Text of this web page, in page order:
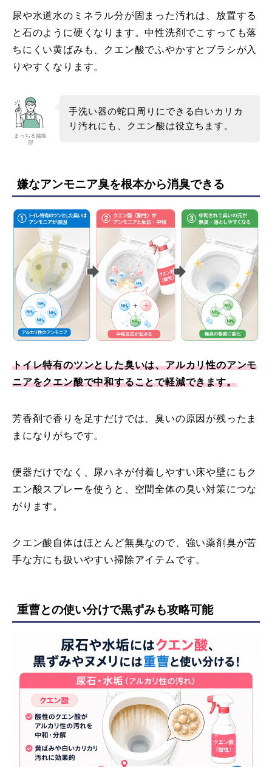
尿や水道水のミネラル分が固まった汚れは、放置する
と石のように硬くなります。中性洗剤でこすっても落
ちにくい黄ばみも、クエン酸でふやかすとブラシが入
りやすくなります。
まっちる編集
部
手洗い器の蛇口周りにできる白いカリカ
リ汚れにも、クエン酸は役立ちます。
嫌なアンモニア臭を根本から消臭できる
トイレ特有のツンとした臭いは、アルカリ性のアンモ
ニアをクエン酸で中和することで軽減できます。
芳香剤で香りを足すだけでは、臭いの原因が残ったま
まになりがちです。
便器だけでなく、尿ハネが付着しやすい床や壁にもク
エン酸スプレーを使うと、空間全体の臭い対策につな
がります。
クエン酸自体はほとんど無臭なので、強い薬剤臭が苦
手な方にも扱いやすい掃除アイテムです。
重曹との使い分けで黒ずみも攻略可能